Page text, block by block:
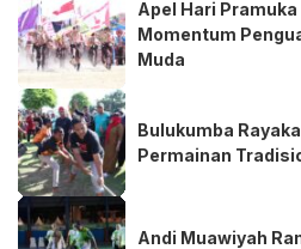
Apel Hari
Momentum
Muda
Bulukumba
Permainan
Andi Muawiyah